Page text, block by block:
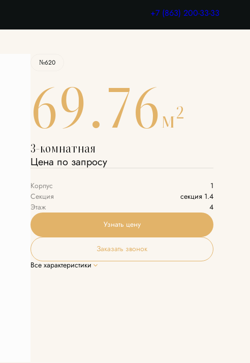
+7 (863) 200-33-33
Узнать цену
№620
69.76м2
3-комнатная
Цена по запросу
Корпус
1
Секция
секция 1.4
Этаж
4
Узнать цену
Заказать звонок
Все характеристики